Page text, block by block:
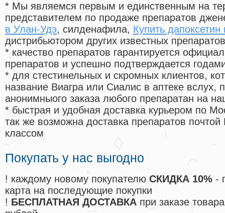
* Мы являемся первым и единственным на
представителем по продаже препаратов
в Улан-Удэ, силденафила, Купить
дистрибьютором других известных препаратов
* качество препаратов гарантируется
препаратов и успешно подтверждается
* для стестинельных и скромных клиентов,
название Виагра или Сиалис в аптеке вслух,
анонимныого заказа любого препаратан на
* быстрая и удобная доставка курьером по
так же возможна доставка препаратов
классом
Покупать у нас выгодно
! каждому новому покупателю СКИДКА 10% -
карта на последующие покупки
! БЕСПЛАТНАЯ ДОСТАВКА при заказе